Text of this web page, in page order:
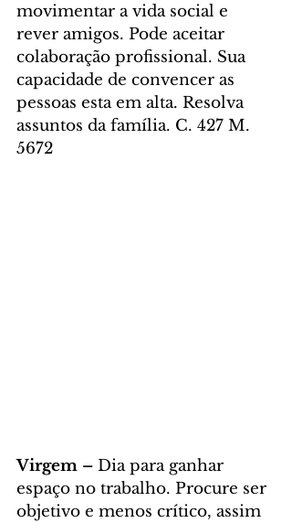
movimentar a vida social e
rever amigos. Pode aceitar
colaboração profissional. Sua
capacidade de convencer as
pessoas esta em alta. Resolva
assuntos da família. C. 427 M.
5672
Virgem – Dia para ganhar
espaço no trabalho. Procure ser
objetivo e menos crítico, assim